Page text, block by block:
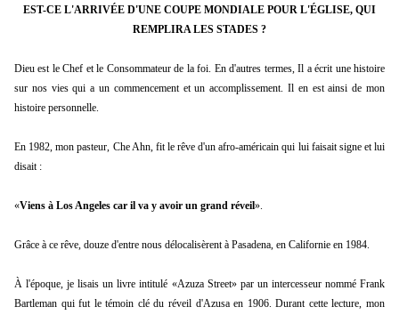
EST-CE L'ARRIVÉE D'UNE COUPE MONDIALE POUR L'ÉGLISE, QUI
REMPLIRA LES STADES ?
Dieu est le Chef et le Consommateur de la foi. En d'autres termes, Il a écrit une histoire
sur nos vies qui a un commencement et un accomplissement. Il en est ainsi de mon
histoire personnelle.
En 1982, mon pasteur, Che Ahn, fit le rêve d'un afro-américain qui lui faisait signe et lui
disait :
«Viens à Los Angeles car il va y avoir un grand réveil».
Grâce à ce rêve, douze d'entre nous délocalisèrent à Pasadena, en Californie en 1984.
À l'époque, je lisais un livre intitulé «Azuza Street» par un intercesseur nommé Frank
Bartleman qui fut le témoin clé du réveil d'Azusa en 1906. Durant cette lecture, mon